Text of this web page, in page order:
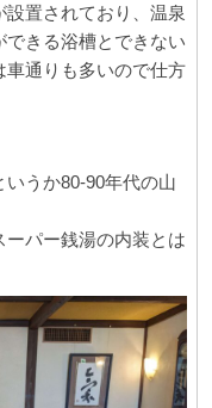
置されており、温泉
きる浴槽とできない
通りも多いので仕方
うか80-90年代の山
パー銭湯の内装とは